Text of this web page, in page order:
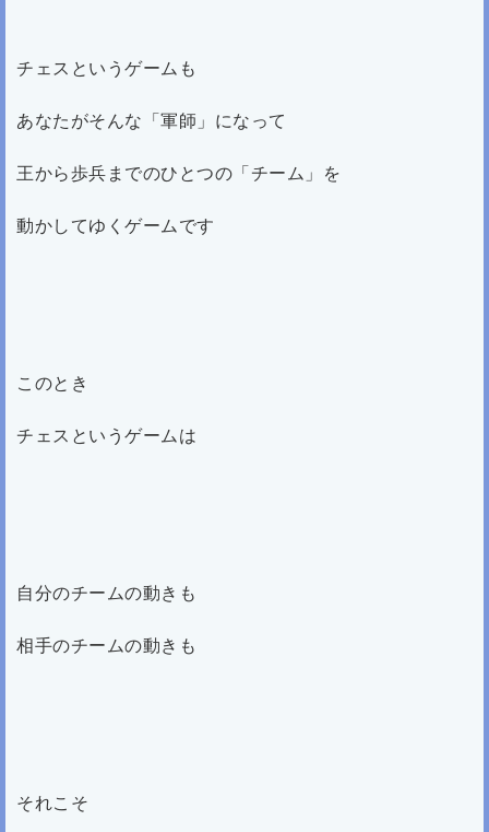
チェスというゲームも
あなたがそんな「軍師」になって
王から歩兵までのひとつの「チーム」を
動かしてゆくゲームです
このとき
チェスというゲームは
自分のチームの動きも
相手のチームの動きも
それこそ